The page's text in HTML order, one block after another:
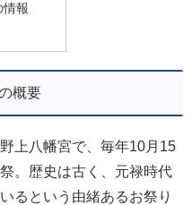
情報
概要
上八幡宮で、毎年10月15
。歴史は古く、元禄時代
るという由緒あるお祭り